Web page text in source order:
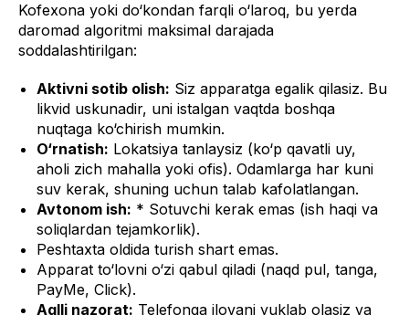
Kofexona yoki do‘kondan farqli o‘laroq, bu yerda
daromad algoritmi maksimal darajada
soddalashtirilgan:
Aktivni sotib olish: Siz apparatga egalik qilasiz. Bu
likvid uskunadir, uni istalgan vaqtda boshqa
nuqtaga ko‘chirish mumkin.
O‘rnatish: Lokatsiya tanlaysiz (ko‘p qavatli uy,
aholi zich mahalla yoki ofis). Odamlarga har kuni
suv kerak, shuning uchun talab kafolatlangan.
Avtonom ish: * Sotuvchi kerak emas (ish haqi va
soliqlardan tejamkorlik).
Peshtaxta oldida turish shart emas.
Apparat to‘lovni o‘zi qabul qiladi (naqd pul, tanga,
PayMe, Click).
Aqlli nazorat: Telefonga ilovani yuklab olasiz va